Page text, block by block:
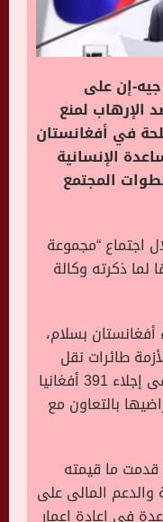
إن على
الإرهاب لمنع
في أفغانستان
الإنسانية
المجتمع
اجتماع “مجموعة
لما ذكرته وكالة
بسلام،
طائرات نقل
عسكرية إلى أفغانستان، ونجحت فى إجلاء 391 أفغانيا
بالتعاون مع
ما قيمته
والدعم المالى على
فى إعادة إعمار